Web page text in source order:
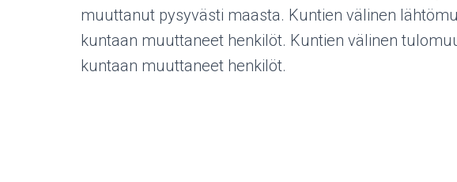
muuttanut pysyvästi maasta. Kuntien välinen
kuntaan muuttaneet henkilöt. Kuntien välinen
kuntaan muuttaneet henkilöt.